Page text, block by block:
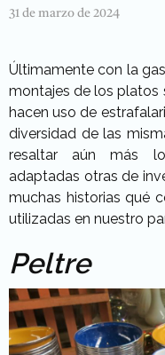
31 de marzo de 2024
Últimamente con la
montajes de los platos
hacen uso de
diversidad de las
resaltar aún más
adaptadas otras de
muchas historias qué
utilizadas en nuestro
Peltre